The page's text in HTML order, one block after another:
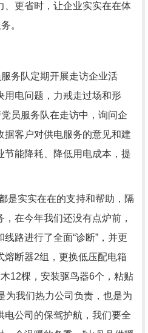
、更省时，让企业实实在在体
。
务队定期开展走访企业活
用电问题，力戒走过场和形
员服务队在走访中，询问企
据客户对供电服务的意见和建
节能降耗、降低用电成本，提
是实实在在的支持和帮助，隔
在今年我们还没有点炉前，
路进行了全面“诊断”，并更
熔断器2组，更换低压配电箱
12棵，安装驱鸟器6个，粘贴
为我们热力公司负责，也是为
电公司的保驾护航，我们要全